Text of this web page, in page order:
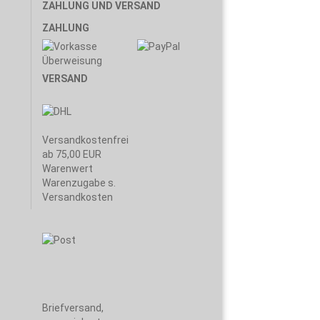
ZAHLUNG UND VERSAND
ZAHLUNG
VERSAND
Versandkostenfrei
ab 75,00 EUR
Warenwert
Warenzugabe s.
Versandkosten
Briefversand,